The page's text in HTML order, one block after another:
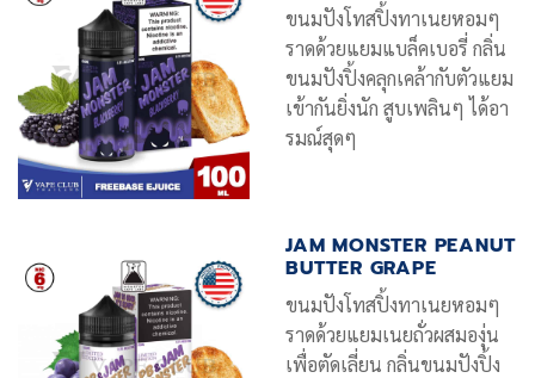
ขนมปังโทสปิ้งทาเนยหอมๆ
ราดด้วยแยมแบล็คเบอรี่ กลิ่น
ขนมปังปิ้งคลุกเคล้ากับตัวแยม
เข้ากันยิ่งนัก สูบเพลินๆ ได้อา
รมณ์สุดๆ
JAM MONSTER PEANUT
BUTTER GRAPE
ขนมปังโทสปิ้งทาเนยหอมๆ
ราดด้วยแยมเนยถั่วผสมองุ่น
เพื่อตัดเลี่ยน กลิ่นขนมปังปิ้ง